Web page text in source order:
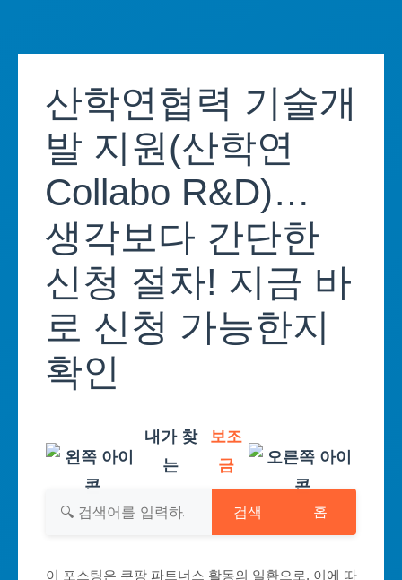
content산학연협력 기술개
발 지원(산학연
Collabo R&D)…
생각보다 간단한
신청 절차! 지금 바
로 신청 가능한지
확인
내가 찾
는
보조
금
검색 홈
이 포스팅은 쿠팡 파트너스 활동의 일환으로, 이에 따